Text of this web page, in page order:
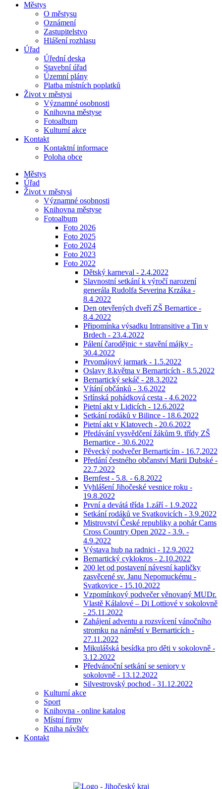
Městys
O městysu
Oznámení
Zastupitelstvo
Hlášení rozhlasu
Úřad
Úřední deska
Stavební úřad
Územní plány
Platba místních poplatků
Život v městysi
Významné osobnosti
Knihovna městyse
Fotoalbum
Kulturní akce
Kontakt
Kontaktní informace
Poloha obce
Městys
Úřad
Život v městysi
Významné osobnosti
Knihovna městyse
Fotoalbum
Foto 2026
Foto 2025
Foto 2024
Foto 2023
Foto 2022
Dětský karneval - 2.4.2022
Slavnostní setkání k výročí narození
generála Rudolfa Severina Krzáka -
8.4.2022
Den otevřených dveří ZŠ Bernartice -
8.4.2022
Připomínka výsadku Intransitive a Tin v
Brdech - 23.4.2022
Pálení čarodějnic + stavění májky -
30.4.2022
Prvomájový jarmark - 1.5.2022
Oslavy 8.května v Bernarticích - 8.5.2022
Bernartický sekáč - 28.3.2022
Vítání občánků - 3.6.2022
Srlínská pohádková cesta - 4.6.2022
Pietní akt v Lidicích - 12.6.2022
Setkání rodáků v Bilince - 18.6.2022
Pietní akt v Klatovech - 20.6.2022
Předávání vysvědčení žákům 9. třídy ZŠ
Bernartice - 30.6.2022
Pěvecký podvečer Bernarticím - 16.7.2022
Předání čestného občanství Marii Dubské -
22.7.2022
Bernfest - 5.8. - 6.8.2022
Vyhlášení Jihočeské vesnice roku -
19.8.2022
První a devátá třída 1.září - 1.9.2022
Setkání rodáků ve Svatkovicích - 3.9.2022
Mistrovství České republiky a pohár Cams
Cross Country Open 2022 - 3.9. -
4.9.2022
Výstava hub na radnici - 12.9.2022
Bernartický cyklokros - 2.10.2022
200 let od postavení návesní kapličky
zasvěcené sv. Janu Nepomuckému -
Svatkovice - 15.10.2022
Vzpomínkový podvečer věnovaný MUDr.
Vlastě Kálalové – Di Lottiové v sokolovně
- 25.11.2022
Zahájení adventu a rozsvícení vánočního
stromku na náměstí v Bernarticích -
27.11.2022
Mikulášská besídka pro děti v sokolovně -
3.12.2022
Předvánoční setkání se seniory v
sokolovně - 13.12.2022
Silvestrovský pochod - 31.12.2022
Kulturní akce
Sport
Knihovna - online katalog
Místní firmy
Kniha návštěv
Kontakt